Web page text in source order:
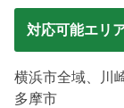
対応可能エリ
横浜市全域、川
多摩市